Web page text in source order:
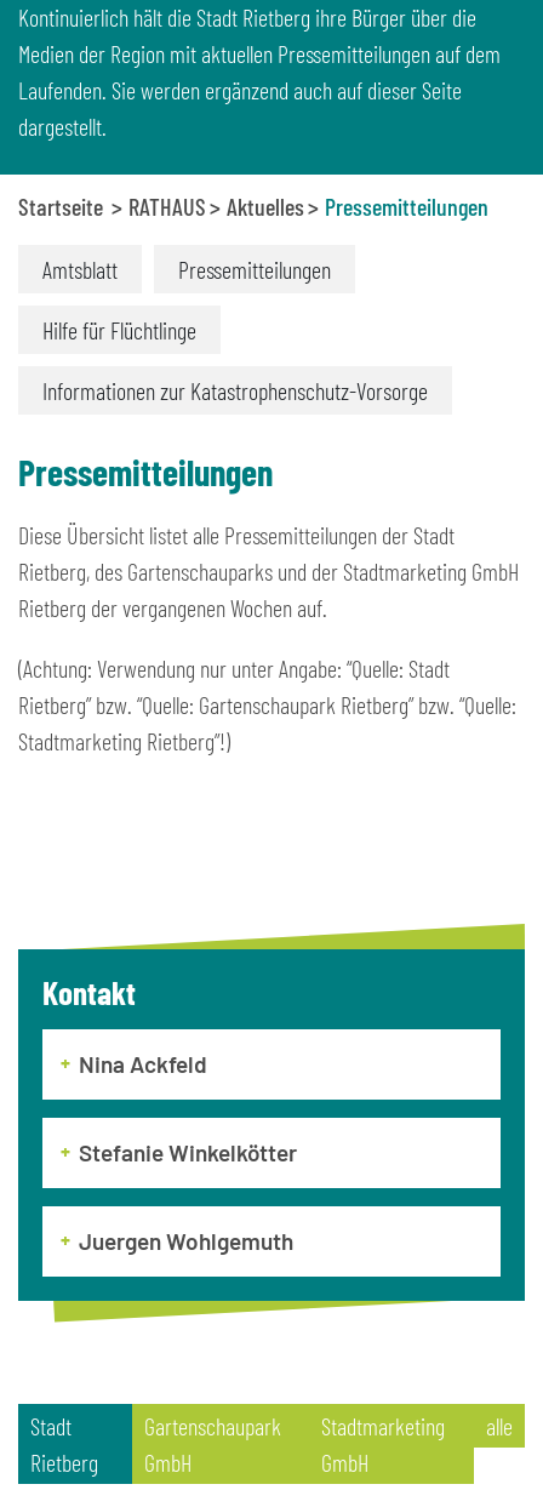
Kontinuierlich hält die Stadt Rietberg ihre Bürger über die
Medien der Region mit aktuellen Pressemitteilungen auf dem
Laufenden. Sie werden ergänzend auch auf dieser Seite
dargestellt.
Startseite RATHAUS Aktuelles Pressemitteilungen
Amtsblatt Pressemitteilungen
Hilfe für Flüchtlinge
Informationen zur Katastrophenschutz-Vorsorge
Pressemitteilungen
Diese Übersicht listet alle Pressemitteilungen der Stadt
Rietberg, des Gartenschauparks und der Stadtmarketing GmbH
Rietberg der vergangenen Wochen auf.
(Achtung: Verwendung nur unter Angabe: “Quelle: Stadt
Rietberg” bzw. “Quelle: Gartenschaupark Rietberg” bzw. “Quelle:
Stadtmarketing Rietberg”!)
Kontakt
Nina Ackfeld
Stefanie Winkelkötter
Juergen Wohlgemuth
Stadt
Rietberg
Gartenschaupark
GmbH
Stadtmarketing
GmbH
alle